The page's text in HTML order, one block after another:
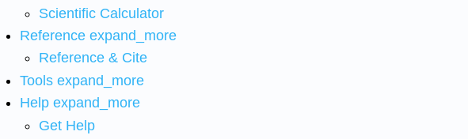
Scientific Calculator
Reference expand_more
Reference & Cite
Tools expand_more
Help expand_more
Get Help